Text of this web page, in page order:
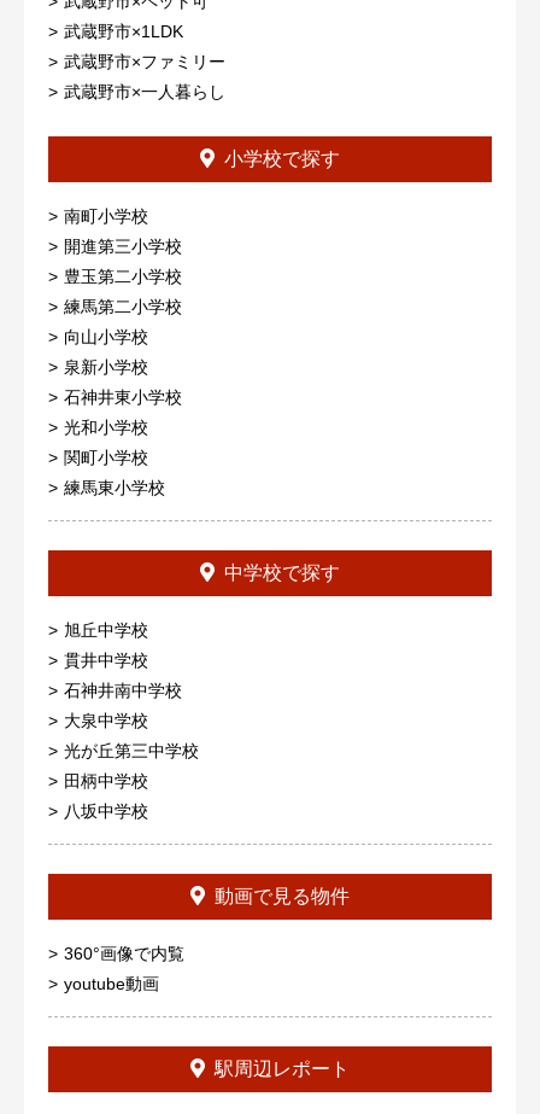
武蔵野市×1LDK
武蔵野市×ファミリー
武蔵野市×一人暮らし
小学校で探す
南町小学校
開進第三小学校
豊玉第二小学校
練馬第二小学校
向山小学校
泉新小学校
石神井東小学校
光和小学校
関町小学校
練馬東小学校
中学校で探す
旭丘中学校
貫井中学校
石神井南中学校
大泉中学校
光が丘第三中学校
田柄中学校
八坂中学校
動画で見る物件
360°画像で内覧
youtube動画
駅周辺レポート